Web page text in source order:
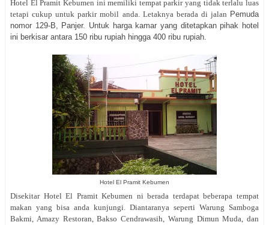
Hotel El Pramit Kebumen ini memiliki tempat parkir yang tidak terlalu luas
tetapi cukup untuk parkir mobil anda. Letaknya berada di jalan Pemuda
nomor 129-B, Panjer. Untuk harga kamar yang ditetapkan pihak hotel
ini berkisar antara 150 ribu rupiah hingga 400 ribu rupiah.
Hotel El Pramit Kebumen
Disekitar Hotel El Pramit Kebumen ni berada terdapat beberapa tempat
makan yang bisa anda kunjungi. Diantaranya seperti Warung Samboga
Bakmi, Amazy Restoran, Bakso Cendrawasih, Warung Dimun Muda, dan